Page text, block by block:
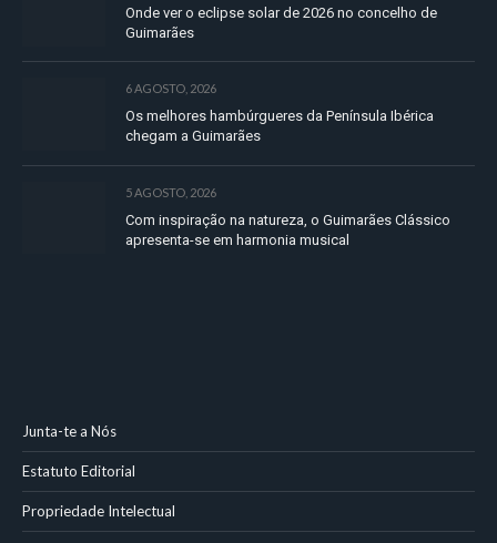
Onde ver o eclipse solar de 2026 no concelho de
Guimarães
6 AGOSTO, 2026
Os melhores hambúrgueres da Península Ibérica
chegam a Guimarães
5 AGOSTO, 2026
Com inspiração na natureza, o Guimarães Clássico
apresenta-se em harmonia musical
Junta-te a Nós
Estatuto Editorial
Propriedade Intelectual